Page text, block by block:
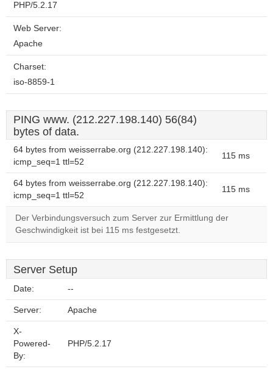
PHP/5.2.17
Web Server:
Apache
Charset:
iso-8859-1
PING www. (212.227.198.140) 56(84)
bytes of data.
64 bytes from weisserrabe.org (212.227.198.140):
icmp_seq=1 ttl=52
115 ms
64 bytes from weisserrabe.org (212.227.198.140):
icmp_seq=1 ttl=52
115 ms
Der Verbindungsversuch zum Server zur Ermittlung der
Geschwindigkeit ist bei 115 ms festgesetzt.
Server Setup
Date: --
Server: Apache
X-
Powered-
By:
PHP/5.2.17